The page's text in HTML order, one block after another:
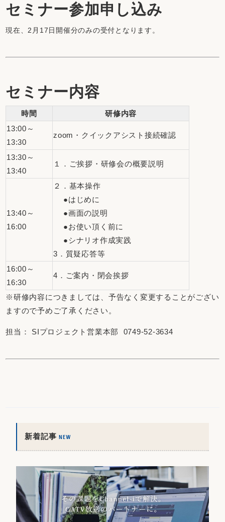
セミナー参加申し込み
現在、2月17日開催分のみの受付となります。
セミナー内容
時間
研修内容
13:00～
13:30
zoom・クイックアシスト接続確認
13:30～
13:40
１．ご挨拶・研修会の概要説明
13:40～
16:00
２．基本操作
●はじめに
●画面の説明
●お使い頂く前に
●シナリオ作成実践
3．質疑応答等
16:00～
16:30
4．ご案内・閉会挨拶
※研修内容につきましては、予告なく変更することがござい
ますので予めご了承ください。
担当： SIプロジェクト営業本部 0749-52-3634
新着記事NEW